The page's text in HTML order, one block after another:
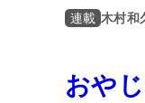
連載 木村和
おや